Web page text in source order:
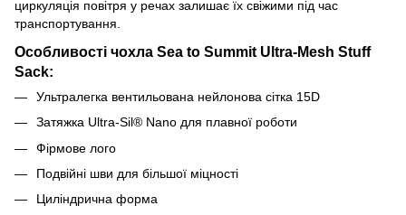
циркуляція повітря у речах залишає їх свіжими під час
транспортування.
Особливості чохла Sea to Summit Ultra-Mesh Stuff
Sack:
Ультралегка вентильована нейлонова сітка 15D
Затяжка Ultra-Sil® Nano для плавної роботи
Фірмове лого
Подвійні шви для більшої міцності
Циліндрична форма